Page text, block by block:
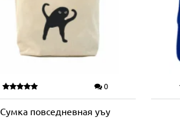
0
Сумка повседневная уъу